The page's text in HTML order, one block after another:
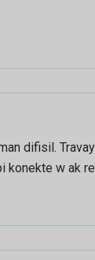
difisil.
konekte w ak